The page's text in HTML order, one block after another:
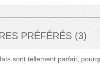
PRÉFÉRÉS (3)
sont tellement parfait,